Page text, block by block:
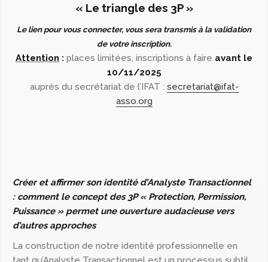
« Le triangle des 3P »
Le lien pour vous connecter, vous sera transmis à la validation
de votre inscription.
Attention : places limitées, inscriptions à faire avant le
10/11/2025
auprès du secrétariat de l’IFAT : secretariat@ifat-
asso.org
Créer et affirmer son identité d’Analyste Transactionnel
: comment le concept des 3P « Protection, Permission,
Puissance » permet une ouverture audacieuse vers
d’autres approches
La construction de notre identité professionnelle en